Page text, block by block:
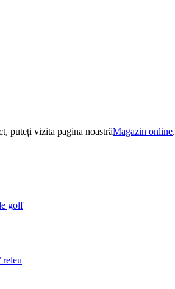
puteți vizita pagina noastrăMagazin online.
golf
releu